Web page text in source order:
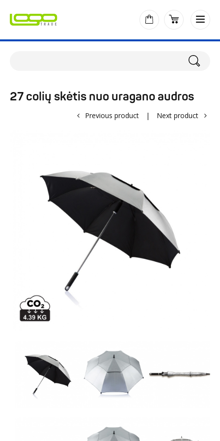
27 colių skėtis nuo uragano audros
Previous product | Next product